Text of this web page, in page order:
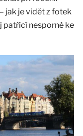
jak je vidět z fotek
patřící nesporně ke